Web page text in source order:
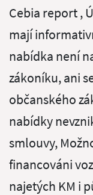
Cebia report ,
mají
nabídka není
zákoníku, ani
občanského
nabídky
smlouvy,
financováni
najetých KM i